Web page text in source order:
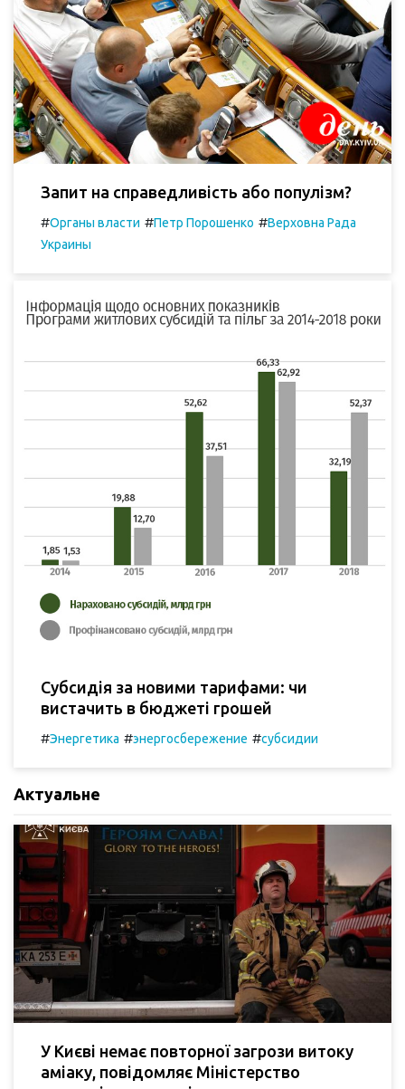
Запит на справедливість або популізм?
#Органы власти #Петр Порошенко #Верховна Рада
Украины
Субсидія за новими тарифами: чи
вистачить в бюджеті грошей
#Энергетика #энергосбережение #субсидии
Актуальне
У Києві немає повторної загрози витоку
аміаку, повідомляє Міністерство